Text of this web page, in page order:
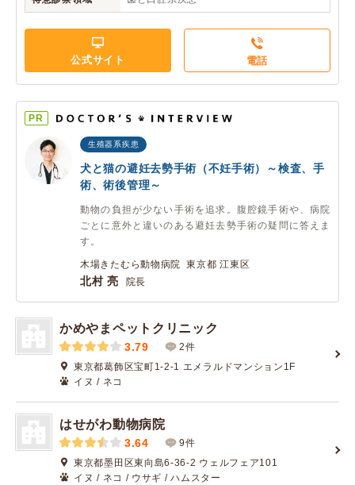
公式サイト 電話
PR
生殖器系疾患
犬と猫の避妊去勢手術（不妊手術）～検査、手
術、術後管理～
動物の負担が少ない手術を追求。腹腔鏡手術や、病院
ごとに意外と違いのある避妊去勢手術の疑問に答えま
す。
木場きたむら動物病院 東京都 江東区
北村 亮 院長
かめやまペットクリニック
3.79
2件
東京都葛飾区宝町1-2-1 エメラルドマンション1F
イヌ / ネコ
はせがわ動物病院
3.64
9件
東京都墨田区東向島6-36-2 ウェルフェア101
イヌ / ネコ / ウサギ / ハムスター